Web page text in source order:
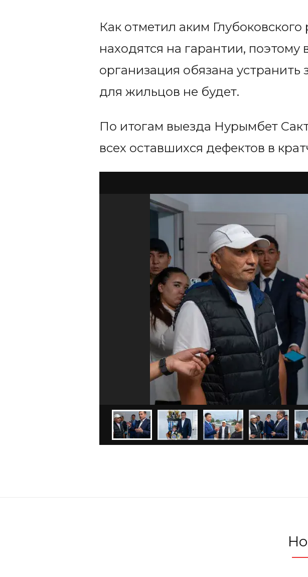
Как отметил аким
находятся на гарантии,
организация обязана
для жильцов не будет.
По итогам выезда Нурымбет
всех оставшихся дефектов в